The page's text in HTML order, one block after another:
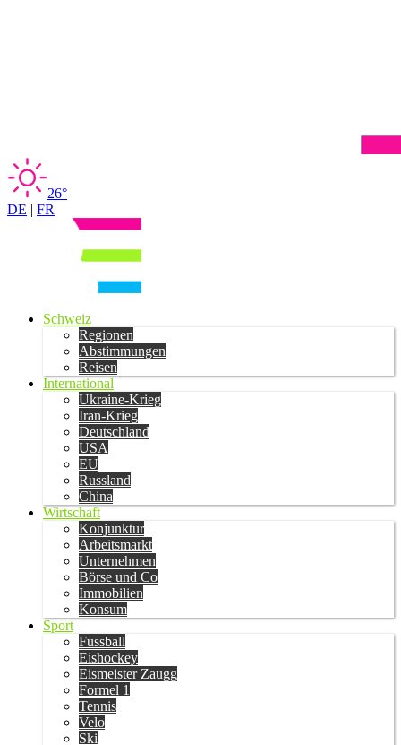
26°
DE | FR
Schweiz
Regionen
Abstimmungen
Reisen
International
Ukraine-Krieg
Iran-Krieg
Deutschland
USA
EU
Russland
China
Wirtschaft
Konjunktur
Arbeitsmarkt
Unternehmen
Börse und Co
Immobilien
Konsum
Sport
Fussball
Eishockey
Eismeister Zaugg
Formel 1
Tennis
Velo
Ski